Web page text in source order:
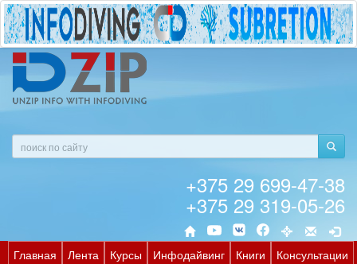
+375 29 699-47-38
+375 29 319-05-26
Главная Лента Курсы Инфодайвинг Книги
Консультации